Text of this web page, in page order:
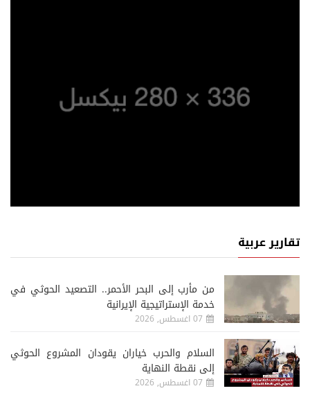
تقارير عربية
من مأرب إلى البحر الأحمر.. التصعيد الحوثي في
خدمة الإستراتيجية الإيرانية
07 اغسطس, 2026
السلام والحرب خياران يقودان المشروع الحوثي
إلى نقطة النهاية
07 اغسطس, 2026